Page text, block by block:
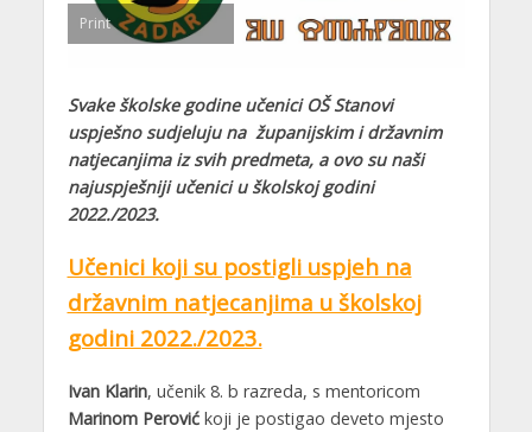
Print
Svake školske godine učenici OŠ Stanovi
uspješno sudjeluju na županijskim i državnim
natjecanjima iz svih predmeta, a ovo su naši
najuspješniji učenici u školskoj godini
2022./2023.
Učenici koji su postigli uspjeh na
državnim natjecanjima u školskoj
godini 2022./2023.
Ivan Klarin, učenik 8. b razreda, s mentoricom
Marinom Perovićkoji je postigao deveto mjesto